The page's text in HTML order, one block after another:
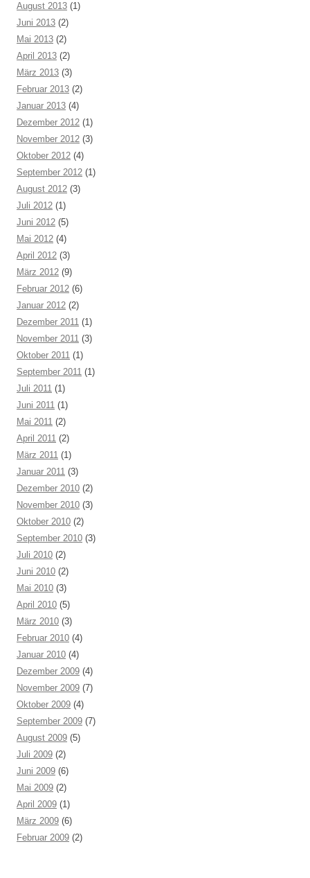
August 2013 (1)
Juni 2013 (2)
Mai 2013 (2)
April 2013 (2)
März 2013 (3)
Februar 2013 (2)
Januar 2013 (4)
Dezember 2012 (1)
November 2012 (3)
Oktober 2012 (4)
September 2012 (1)
August 2012 (3)
Juli 2012 (1)
Juni 2012 (5)
Mai 2012 (4)
April 2012 (3)
März 2012 (9)
Februar 2012 (6)
Januar 2012 (2)
Dezember 2011 (1)
November 2011 (3)
Oktober 2011 (1)
September 2011 (1)
Juli 2011 (1)
Juni 2011 (1)
Mai 2011 (2)
April 2011 (2)
März 2011 (1)
Januar 2011 (3)
Dezember 2010 (2)
November 2010 (3)
Oktober 2010 (2)
September 2010 (3)
Juli 2010 (2)
Juni 2010 (2)
Mai 2010 (3)
April 2010 (5)
März 2010 (3)
Februar 2010 (4)
Januar 2010 (4)
Dezember 2009 (4)
November 2009 (7)
Oktober 2009 (4)
September 2009 (7)
August 2009 (5)
Juli 2009 (2)
Juni 2009 (6)
Mai 2009 (2)
April 2009 (1)
März 2009 (6)
Februar 2009 (2)